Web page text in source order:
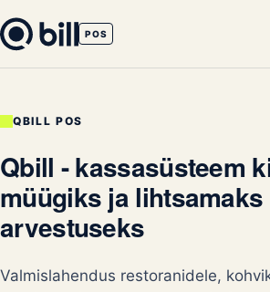
POS
QBILL POS
Qbill - kassasüsteem
müügiks ja lihtsamaks
arvestuseks
Valmislahendus restoranidele,